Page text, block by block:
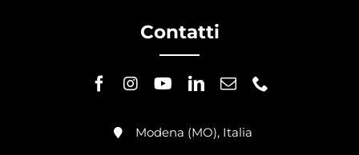
Contatti
Modena (MO), Italia